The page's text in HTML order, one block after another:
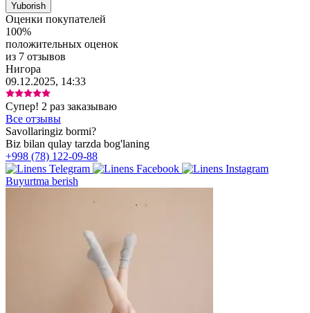
Оценки покупателей
100%
положительных оценок
из 7 отзывов
Нигора
09.12.2025, 14:33
Супер! 2 раз заказываю
Все отзывы
Savollaringiz bormi?
Biz bilan qulay tarzda bog'laning
+998 (78) 122-09-88
Buyurtma berish